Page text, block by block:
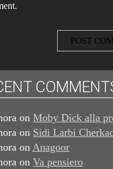
on Moby Dick alla
on Sidi Larbi
on Anagoor
on Va pensiero